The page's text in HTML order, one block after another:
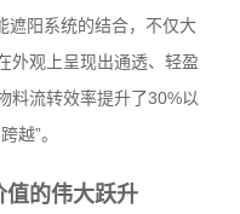
遮阳系统的结合，不仅大
外观上呈现出通透、轻盈
料流转效率提升了30%以
越”。
值的伟大跃升